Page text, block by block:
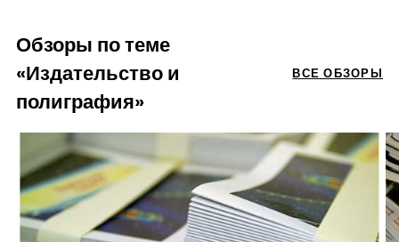
Обзоры по теме
«Издательство и
полиграфия»
ВСЕ ОБЗОРЫ